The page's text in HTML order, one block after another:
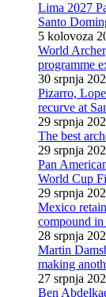
Lima 2027
Santo
5 kolovoza
World
programme
30 srpnja
Pizarro,
recurve at
29 srpnja
The best
29 srpnja
Pan
World Cup
29 srpnja
Mexico
compound
28 srpnja
Martin
making
27 srpnja
Ben